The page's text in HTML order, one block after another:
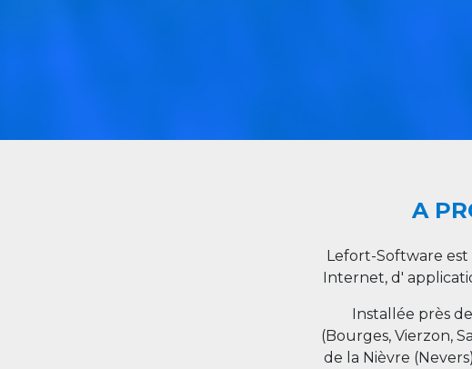
A
Lefort-Software est
Internet, d'
Installée près
(Bourges, Vierzon,
de la Nièvre